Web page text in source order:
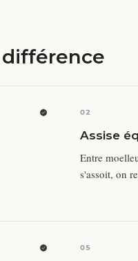
02
Assise
Entre
s'assoit, on
05